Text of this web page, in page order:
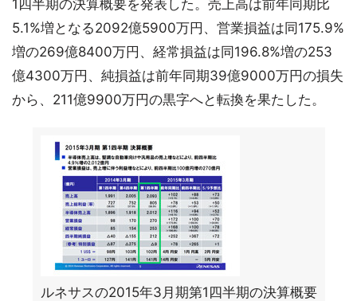
1四半期の決算概要を発表した。売上高は前年同期比
5.1%増となる2092億5900万円、営業損益は同175.9%
増の269億8400万円、経常損益は同196.8%増の253
億4300万円、純損益は前年同期39億9000万円の損失
から、211億9900万円の黒字へと転換を果たした。
ルネサスの2015年3月期第1四半期の決算概要